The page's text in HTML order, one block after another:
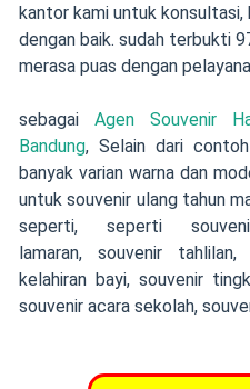
kantor kami untuk konsultasi,
dengan baik. sudah terbukti
merasa puas dengan
sebagai Agen Souvenir
Bandung, Selain dari
banyak varian warna dan
untuk souvenir ulang tahun
seperti, seperti
lamaran, souvenir
kelahiran bayi, souvenir
souvenir acara sekolah,